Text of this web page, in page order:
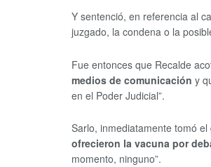
Y sentenció, en referencia al
juzgado, la condena o la
Fue entonces que Recalde
medios de comunicación y
en el Poder Judicial”.
Sarlo, inmediatamente tomó
ofrecieron la vacuna por
momento, ninguno”.